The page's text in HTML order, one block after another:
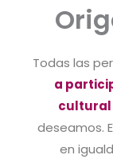
Todas las
a
cultural
deseamos.
en